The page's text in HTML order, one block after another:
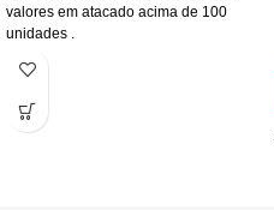
valores em atacado acima de 100
unidades .